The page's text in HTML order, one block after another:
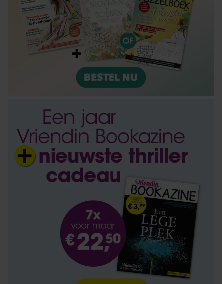
gaat akkoord met onze cookies als u onze website blijft
gebruiken.